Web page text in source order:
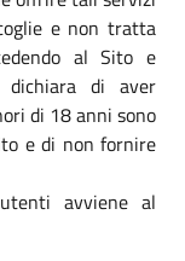
e non tratta
al Sito e
dichiara di aver
di 18 anni sono
e di non fornire
avviene al